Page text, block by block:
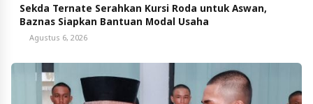
Sekda Ternate Serahkan Kursi Roda untuk Aswan,
Baznas Siapkan Bantuan Modal Usaha
Agustus 6, 2026